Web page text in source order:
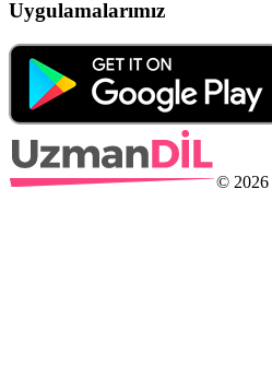
Uygulamalarımız
© 2026